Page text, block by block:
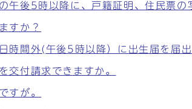
午後5時以降に、戸籍証明、住民票の
すか？
時間外(午後5時以降）に出生届を届
交付請求できますか。
すが。